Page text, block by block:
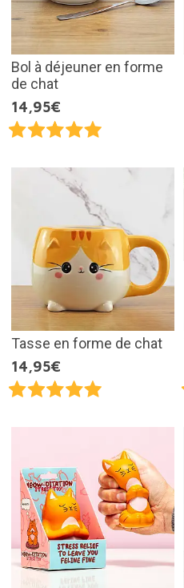
Bol à déjeuner en forme
de chat
14,95€
Tasse en forme de chat
14,95€